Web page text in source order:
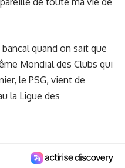
quand on sait que
Mondial des Clubs qui
le PSG, vient de
la Ligue des